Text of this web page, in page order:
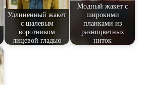
Удлиненный жакет
с шалевым
воротником
лицевой гладью
Модный жакет с
широкими
планками из
разноцветных
ниток